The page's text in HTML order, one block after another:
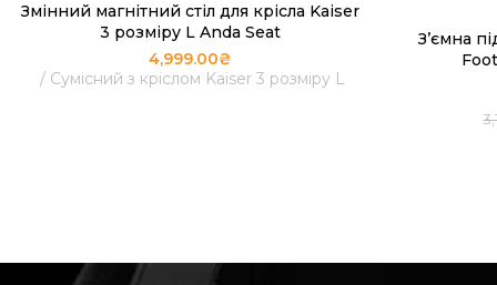
ЧИТАТИ ДАЛІ
Змінний магнітний стіл для крісла Kaiser
3 розміру L Anda Seat
4,999.00₴
Сумісний з кріслом Kaiser 3 розміру L
З’ємна